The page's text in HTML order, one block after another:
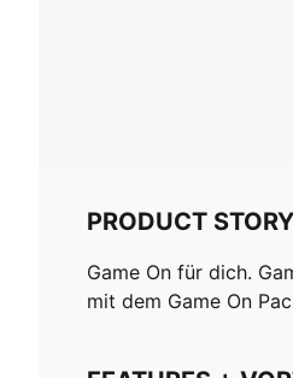
PRODUCT STORY
Game On für dich.
mit dem Game On